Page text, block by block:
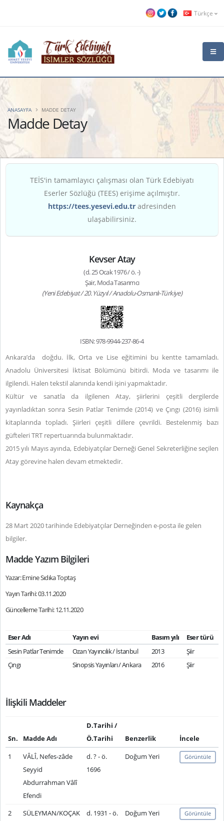
Türkçe
Madde Detay
ANASAYFA MADDE DETAY
TEİS'in tamamlayıcı çalışması olan Türk Edebiyatı
Eserler Sözlüğü (TEES) erişime açılmıştır.
https://tees.yesevi.edu.tr adresinden
ulaşabilirsiniz.
Kevser Atay
(d. 25 Ocak 1976 / ö. -)
Şair, Moda Tasarımcı
(Yeni Edebiyat / 20. Yüzyıl / Anadolu-Osmanlı-Türkiye)
ISBN: 978-9944-237-86-4
Ankara’da doğdu. İlk, Orta ve Lise eğitimini bu kentte tamamladı.
Anadolu Üniversitesi İktisat Bölümünü bitirdi. Moda ve tasarımı ile
ilgilendi. Halen tekstil alanında kendi işini yapmaktadır.
Kültür ve sanatla da ilgilenen Atay, şiirlerini çeşitli dergilerde
yayınladıktan sonra Sesin Patlar Tenimde (2014) ve Çıngı (2016) isimli
kitaplarında topladı. Şiirleri çeşitli dillere çevrildi. Bestelenmiş bazı
güfteleri TRT repertuarında bulunmaktadır.
2015 yılı Mayıs ayında, Edebiyatçılar Derneği Genel Sekreterliğine seçilen
Atay görevine halen devam etmektedir.
Kaynakça
28 Mart 2020 tarihinde Edebiyatçılar Derneğinden e-posta ile gelen
bilgiler.
Madde Yazım Bilgileri
Yazar: Emine Sıdıka Toptaş
Yayın Tarihi: 03.11.2020
Güncelleme Tarihi: 12.11.2020
Eser Adı Yayın evi Basım yılı
Eser türü
Sesin Patlar Tenimde
Ozan Yayıncılık / İstanbul 2013
Şiir
Çıngı
Sinopsis Yayınları / Ankara 2016 Şiir
İlişkili Maddeler
Sn. Madde Adı
D.Tarihi /
Ö.Tarihi
Benzerlik
İncele
1
VÂLÎ, Nefes-zâde
Seyyid
Abdurrahman Vâlî
Efendi
d. ? - ö.
1696
Doğum Yeri Görüntüle
2
SÜLEYMAN/KOÇAK
d. 1931 - ö.
Doğum Yeri Görüntüle